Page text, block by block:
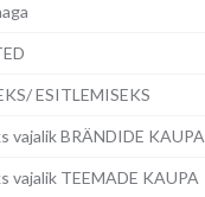
ESITLEMISEKS
vajalik BRÄNDIDE KAUPA
vajalik TEEMADE KAUPA